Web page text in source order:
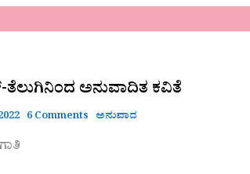
ಅನುವಾದಿತ ಕವಿತೆ
6 Comments ಅನುವಾದ